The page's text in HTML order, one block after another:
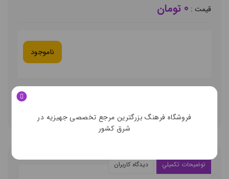
قيمت : 0 تومان
ناموجود
توضيحات تکميلي ديدگاه کاربران
فروشگاه فرهنگ بزرگترین مرجع تخصصی جهیزیه در
شرق کشور